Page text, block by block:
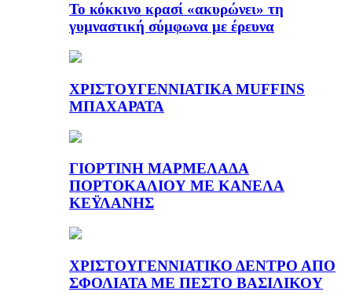
Το κόκκινο κρασί «ακυρώνει» τη
γυμναστική σύμφωνα με έρευνα
ΧΡΙΣΤΟΥΓΕΝΝΙΑΤΙΚΑ MUFFINS
ΜΠΑΧΑΡΑΤΑ
ΓΙΟΡΤΙΝΗ ΜΑΡΜΕΛΑΔΑ
ΠΟΡΤΟΚΑΛΙΟΥ ΜΕ ΚΑΝΕΛΑ
ΚΕΫΛΑΝΗΣ
ΧΡΙΣΤΟΥΓΕΝΝΙΑΤΙΚΟ ΔΕΝΤΡΟ ΑΠΟ
ΣΦΟΛΙΑΤΑ ΜΕ ΠΕΣΤΟ ΒΑΣΙΛΙΚΟΥ